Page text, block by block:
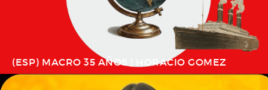
(ESP) MACRO 35 AÑOS | HORACIO GOMEZ